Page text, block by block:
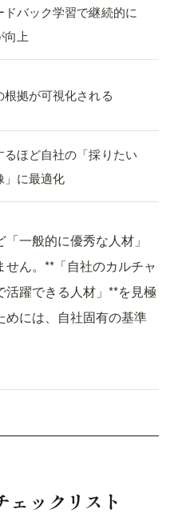
ドバック学習で継続的に
向上
根拠が可視化される
るほど自社の「採りたい
」に最適化
一般的に優秀な人材」
ん。**「自社のカルチャ
躍できる人材」**を見極
には、自社固有の基準
ックリスト